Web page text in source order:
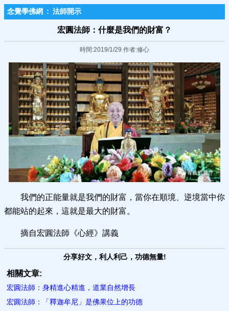
念覺學佛網 : 法師開示
宏圓法師：什麼是我們的財富？
時間:2019/1/29 作者:修心
我們的正能量就是我們的財富，當你在順境、逆境當中你
都能站的起來，這就是最大的財富。
摘自宏圓法師《心經》講義
分享好文，利人利己，功德無量!
相關文章:
宏圓法師：身精進心精進，道業自然增長
宏圓法師：「釋迦牟尼」是佛果位上的功德